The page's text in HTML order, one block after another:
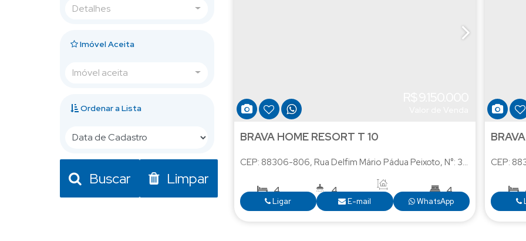
Detalhes
Imóvel Aceita
Imóvel aceita
Ordenar a Lista
Buscar Limpar
BRAVA HOME RESORT T 10
CEP: 88306-806, Rua Delfim Mário Pádua Peixoto, N°: 350 Praia Brava
4 4 206 .00m²
4
4
Ligar E-mail WhatsApp
CEP: